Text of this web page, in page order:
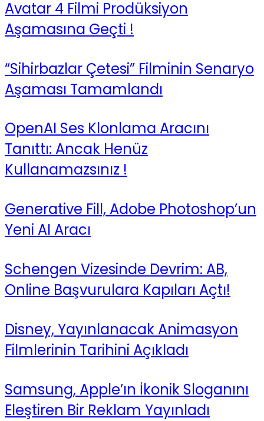
Avatar 4 Filmi Prodüksiyon
Aşamasına Geçti !
“Sihirbazlar Çetesi” Filminin Senaryo
Aşaması Tamamlandı
OpenAI Ses Klonlama Aracını
Tanıttı: Ancak Henüz
Kullanamazsınız !
Generative Fill, Adobe Photoshop’un
Yeni AI Aracı
Schengen Vizesinde Devrim: AB,
Online Başvurulara Kapıları Açtı!
Disney, Yayınlanacak Animasyon
Filmlerinin Tarihini Açıkladı
Samsung, Apple’ın İkonik Sloganını
Eleştiren Bir Reklam Yayınladı